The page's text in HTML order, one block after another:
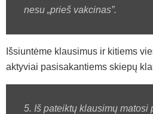
nesu „prieš vakcinas”.
Išsiuntėme klausimus ir kitiems
aktyviai pasisakantiems skiepų
5. Iš pateiktų klausimų matosi